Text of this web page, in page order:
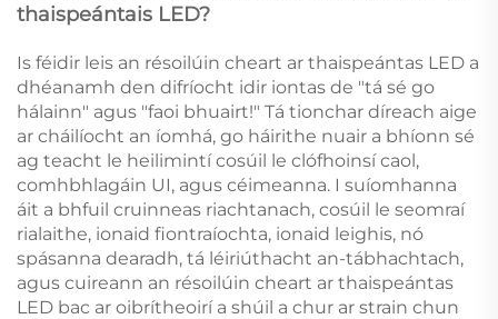
thaispeántais LED?
Is féidir leis an résoilúin cheart ar thaispeántas LED a
dhéanamh den difríocht idir iontas de "tá sé go
hálainn" agus "faoi bhuairt!" Tá tionchar díreach aige
ar cháilíocht an íomhá, go háirithe nuair a bhíonn sé
ag teacht le heilimintí cosúil le clófhoinsí caol,
comhbhlagáin UI, agus céimeanna. I suíomhanna
áit a bhfuil cruinneas riachtanach, cosúil le seomraí
rialaithe, ionaid fiontraíochta, ionaid leighis, nó
spásanna dearadh, tá léiriúthacht an-tábhachtach,
agus cuireann an résoilúin cheart ar thaispeántas
LED bac ar oibrítheoirí a shúil a chur ar strain chun